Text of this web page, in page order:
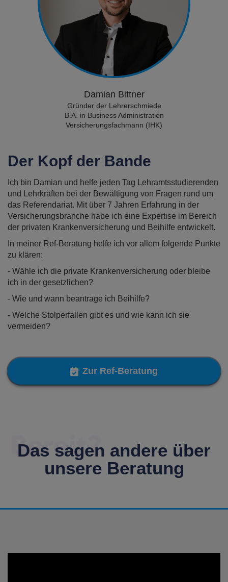
Damian Bittner
Gründer der Lehrerschmiede
B.A. in Business Administration
Versicherungsfachmann (IHK)
Der Kopf der Bande
Ich bin Damian und helfe jeden Tag Lehramtsstudierenden
und Lehrkräften bei der Bewältigung von Fragen rund um
das Referendariat. Mit über 7 Jahren Erfahrung in der
Versicherungsbranche habe ich eine Expertise im Bereich
der privaten Krankenversicherung und Beihilfe entwickelt.
In meiner Ref-Beratung helfe ich vor allem folgende Punkte
zu klären:
- Wähle ich die private Krankenversicherung oder bleibe
ich in der gesetzlichen?
- Wie und wann beantrage ich Beihilfe?
- Welche Stolperfallen gibt es und wie kann ich sie
vermeiden?
Zur Ref-Beratung
Das sagen andere über
unsere Beratung